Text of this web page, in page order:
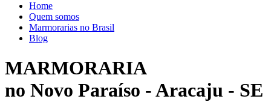
Home
Quem somos
Marmorarias no Brasil
Blog
MARMORARIA
no Novo Paraíso - Aracaju - SE